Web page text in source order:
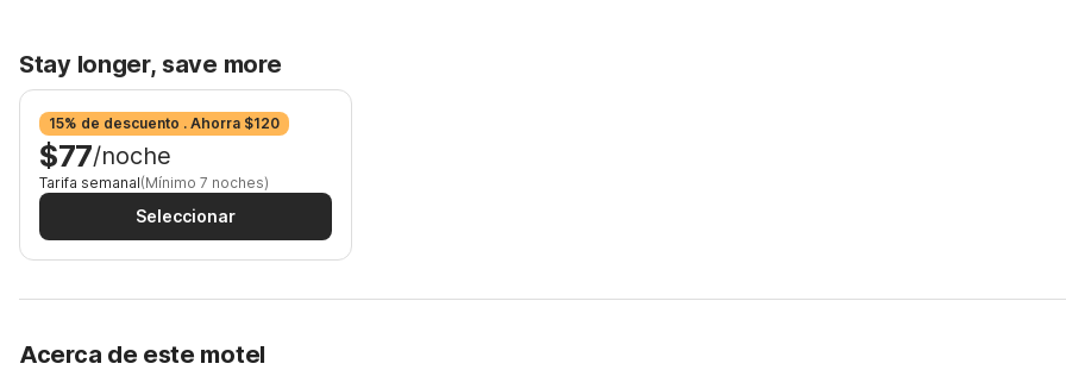
Stay longer, save more
15% de descuento . Ahorra $120
$77/noche
Tarifa semanal(Mínimo 7 noches)
Seleccionar
Acerca de este motel